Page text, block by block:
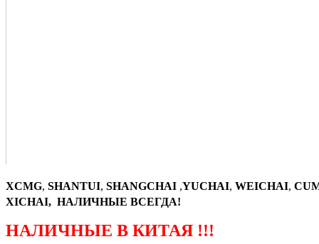
XCMG, SHANTUI, SHANGCHAI ,YUCHAI, WEICHAI,
XICHAI, НАЛИЧНЫЕ ВСЕГДА!
НАЛИЧНЫЕ В КИТАЯ !!!